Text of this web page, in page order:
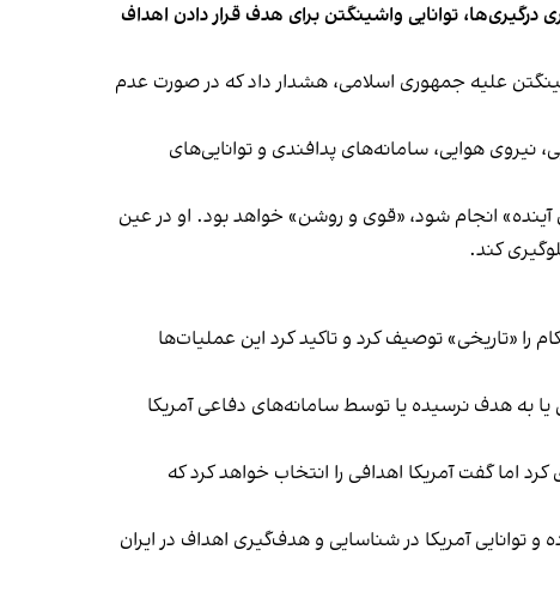
توانایی واشینگتن برای هدف قرار دادن اهداف
علیه جمهوری اسلامی، هشدار داد که در صورت عدم
نیروی هوایی، سامانه‌های پدافندی و توانایی‌های
انجام شود، «قوی و روشن» خواهد بود. او در عین
کند.
«تاریخی» توصیف کرد و تاکید کرد این عملیات‌ها
هدف نرسیده یا توسط سامانه‌های دفاعی آمریکا
اما گفت آمریکا اهدافی را انتخاب خواهد کرد که
آمریکا در شناسایی و هدف‌گیری اهداف در ایران